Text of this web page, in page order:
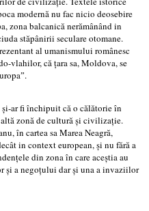
modernă nu fac nicio deosebire
zona balcanică nerămânând in
stăpânirii seculare otomane.
al umanismului românesc
vlahilor, că ţara sa, Moldova, se
ar fi închipuit că o călătorie în
zonă de cultură şi civilizaţie.
în cartea sa Marea Neagră,
in context european, şi nu fără a
din zona în care aceştia au
şi a negoţului dar şi una a invaziilor